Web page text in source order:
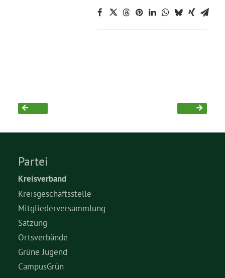
Aktuelles
Partei
Kreisverband
Kreisgeschäftsstelle
Mitgliederversammlung
Satzung
Ortsverbände
Grüne Jugend
CampusGrün